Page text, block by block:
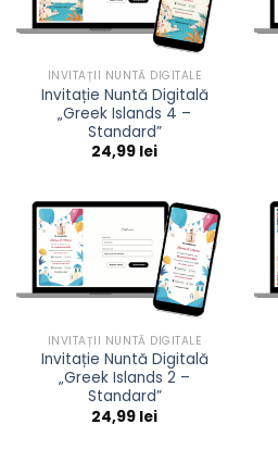
INVITAȚII NUNTĂ DIGITALE
Invitație Nuntă Digitală
„Greek Islands 4 –
Standard”
24,99 lei
INVITAȚII NUNTĂ DIGITALE
Invitație Nuntă Digitală
„Greek Islands 2 –
Standard”
24,99 lei